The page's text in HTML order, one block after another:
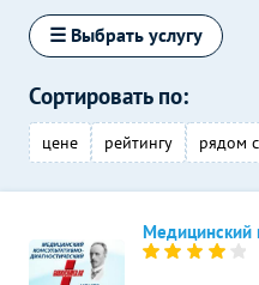
☰ Выбрать услугу
Сортировать по:
цене рейтингу рядом
Медицинский